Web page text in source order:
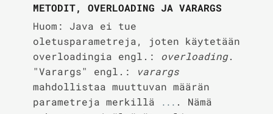
METODIT, OVERLOADING JA VARARGS
Huom: Java ei tue
oletusparametreja, joten käytetään
overloadingia engl.: overloading.
"Varargs" engl.:
varargs
mahdollistaa muuttuvan määrän
parametreja merkillä
... . Nämä